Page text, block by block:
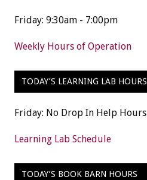
Friday: 9:30am - 7:00pm
Weekly Hours of Operation
TODAY’S LEARNING LAB HOURS
Friday: No Drop In Help Hours
Learning Lab Schedule
TODAY’S BOOK BARN HOURS